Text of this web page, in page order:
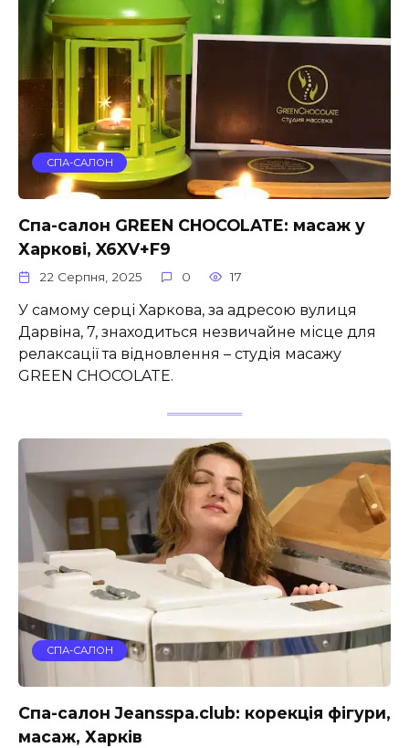
СПА-САЛОН
Спа-салон GREEN CHOCOLATE: масаж у
Харкові, X6XV+F9
22 Серпня, 2025 0 17
У самому серці Харкова, за адресою вулиця
Дарвіна, 7, знаходиться незвичайне місце для
релаксації та відновлення – студія масажу
GREEN CHOCOLATE.
СПА-САЛОН
Спа-салон Jeansspa.club: корекція фігури,
масаж, Харків